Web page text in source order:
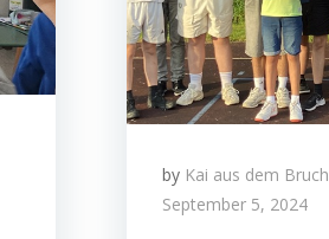
by Kai aus dem Bruch
September 5, 2024